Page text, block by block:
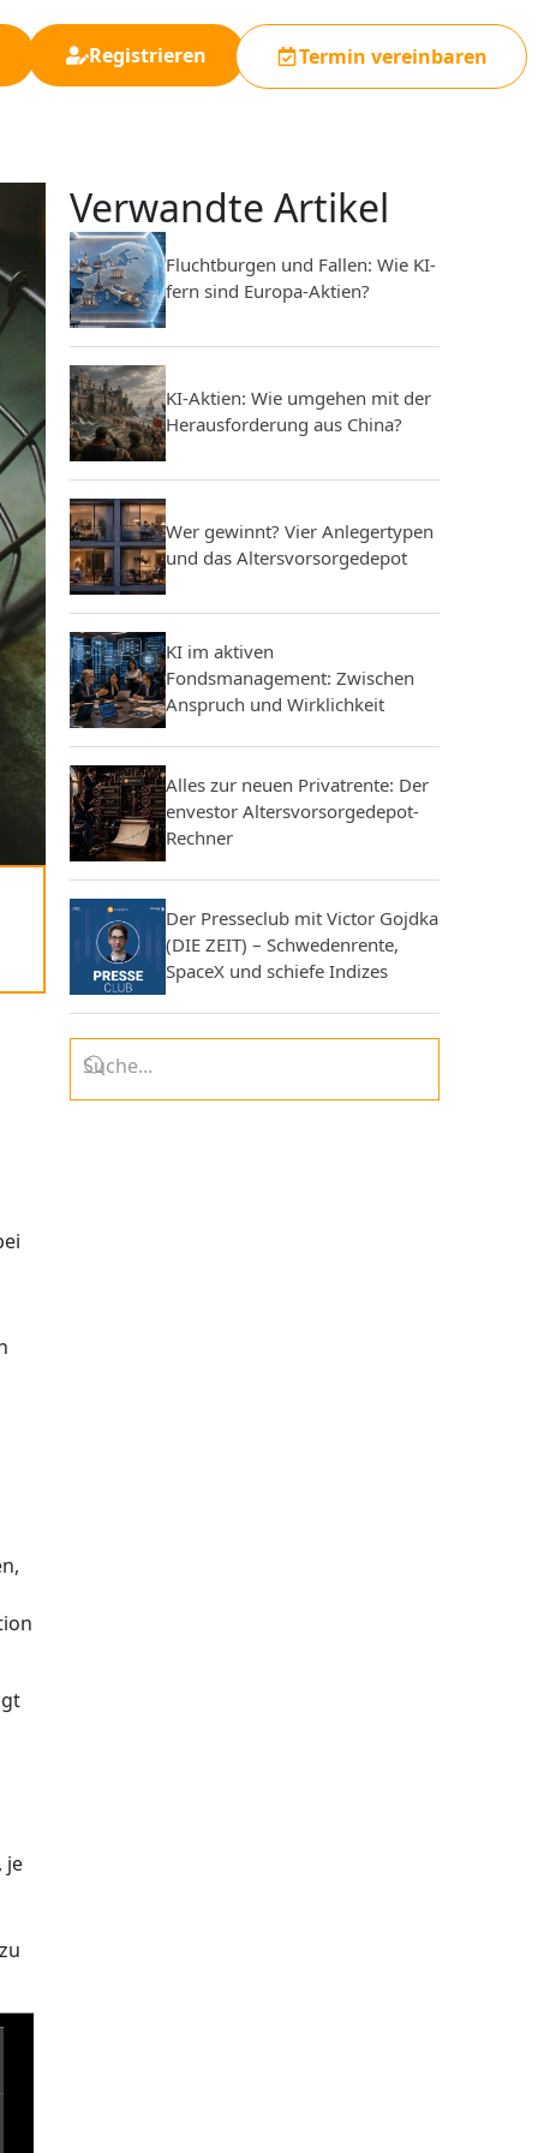
Registrieren Termin vereinbaren
je
Verwandte Artikel
Fluchtburgen und Fallen: Wie KI-
fern sind Europa-Aktien?
KI-Aktien: Wie umgehen mit der
Herausforderung aus China?
Wer gewinnt? Vier Anlegertypen
und das Altersvorsorgedepot
KI im aktiven
Fondsmanagement: Zwischen
Anspruch und Wirklichkeit
Alles zur neuen Privatrente: Der
envestor Altersvorsorgedepot-
Rechner
Der Presseclub mit Victor Gojdka
(DIE ZEIT) – Schwedenrente,
SpaceX und schiefe Indizes